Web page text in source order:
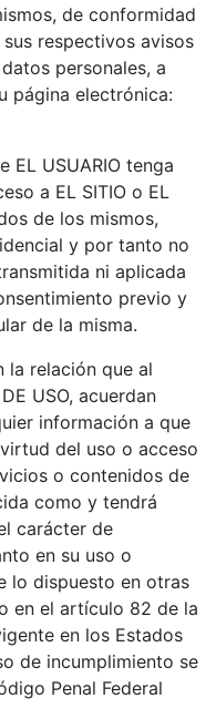
de conformidad
respectivos avisos
personales, a
página electrónica:
EL USUARIO tenga
a EL SITIO o EL
de los mismos,
y por tanto no
ni aplicada
previo y
de la misma.
la relación que al
USO, acuerdan
información a que
del uso o acceso
o contenidos de
como y tendrá
carácter de
en su uso o
lo dispuesto en otras
en el artículo 82 de la
en los Estados
de incumplimiento se
Penal Federal